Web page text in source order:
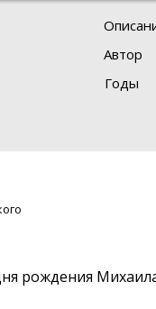
Автор
Годы
рождения